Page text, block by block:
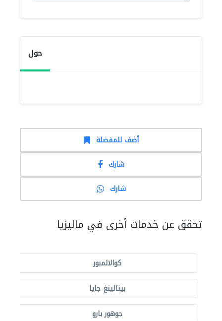
حول
أضف للمفضلة
شارك
شارك
تحقق عن خدمات أخرى في ماليزيا
كوالالمبور
بيتالينغ جايا
جوهور بارو